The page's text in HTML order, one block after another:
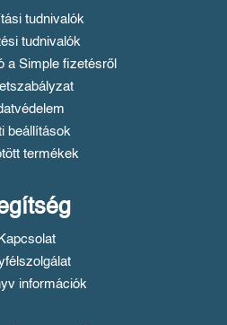
tudnivalók
tudnivalók
a Simple fizetésről
beállítások
termékek
Kapcsolat
információk